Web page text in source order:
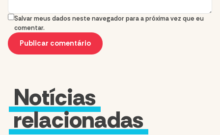
Salvar meus dados neste navegador para a próxima vez que eu
comentar.
Notícias
relacionadas